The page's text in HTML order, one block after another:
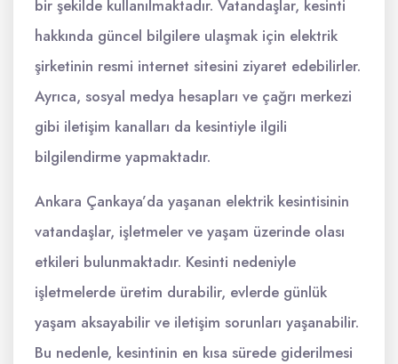
bir şekilde kullanılmaktadır. Vatandaşlar, kesinti
hakkında güncel bilgilere ulaşmak için elektrik
şirketinin resmi internet sitesini ziyaret edebilirler.
Ayrıca, sosyal medya hesapları ve çağrı merkezi
gibi iletişim kanalları da kesintiyle ilgili
bilgilendirme yapmaktadır.
Ankara Çankaya’da yaşanan elektrik kesintisinin
vatandaşlar, işletmeler ve yaşam üzerinde olası
etkileri bulunmaktadır. Kesinti nedeniyle
işletmelerde üretim durabilir, evlerde günlük
yaşam aksayabilir ve iletişim sorunları yaşanabilir.
Bu nedenle, kesintinin en kısa sürede giderilmesi